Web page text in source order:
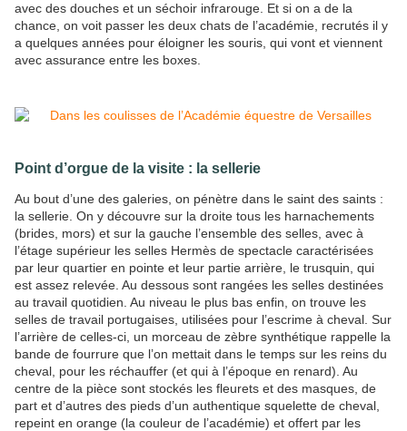
avec des douches et un séchoir infrarouge. Et si on a de la
chance, on voit passer les deux chats de l’académie, recrutés il y
a quelques années pour éloigner les souris, qui vont et viennent
avec assurance entre les boxes.
Point d’orgue de la visite : la sellerie
Au bout d’une des galeries, on pénètre dans le saint des saints :
la sellerie. On y découvre sur la droite tous les harnachements
(brides, mors) et sur la gauche l’ensemble des selles, avec à
l’étage supérieur les selles Hermès de spectacle caractérisées
par leur quartier en pointe et leur partie arrière, le trusquin, qui
est assez relevée. Au dessous sont rangées les selles destinées
au travail quotidien. Au niveau le plus bas enfin, on trouve les
selles de travail portugaises, utilisées pour l’escrime à cheval. Sur
l’arrière de celles-ci, un morceau de zèbre synthétique rappelle la
bande de fourrure que l’on mettait dans le temps sur les reins du
cheval, pour les réchauffer (et qui à l’époque en renard). Au
centre de la pièce sont stockés les fleurets et des masques, de
part et d’autres des pieds d’un authentique squelette de cheval,
repeint en orange (la couleur de l’académie) et offert par les